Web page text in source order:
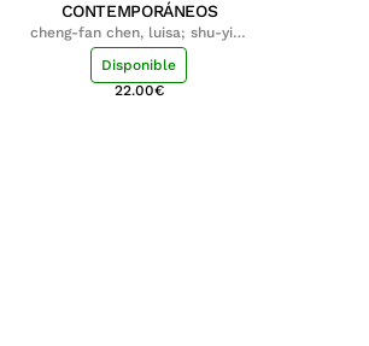
CONTEMPORÁNEOS
cheng-fan chen, luisa; shu-ying
chang, luisa
Disponible
22.00€